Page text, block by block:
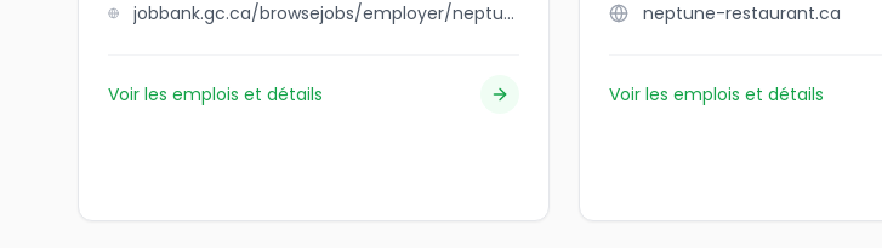
jobbank.gc.ca/browsejobs/employer/neptune+plumbing+%26+heating+ltd./ca
Voir les emplois et détails
neptune-restaurant.ca
Voir les emplois et détails